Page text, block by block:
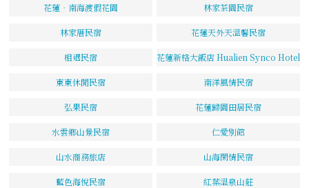
花蓮‧南海渡假花園 林家茶園民宿
林家厝民宿 花蓮天外天溫馨民宿
相遇民宿 花蓮新格大飯店 Hualien Synco Hotel
東東休閒民宿 南洋風情民宿
弘果民宿 花蓮歸園田居民宿
水雲鄉山景民宿 仁愛別館
山水商務旅店 山海閑情民宿
藍色海悅民宿 紅葉溫泉山莊